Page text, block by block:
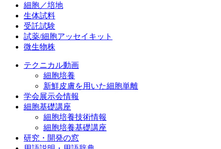
細胞／培地
生体試料
受託試験
試薬/細胞アッセイキット
微生物株
テクニカル動画
細胞培養
新鮮皮膚を用いた細胞単離
学会展示会情報
細胞基礎講座
細胞培養技術情報
細胞培養基礎講座
研究・開発の窓